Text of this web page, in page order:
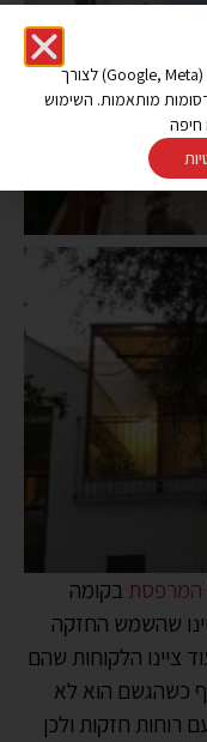
המרפסת בקומה
שהשמש החזקה
הלקוחות שהם
כשהגשם הוא לא
רוחות חזקות ולכן
אתר זה עושה שימוש בקובצי Cookies ובפיקסלים (Google, Meta) לצורך
מותאמות. השימוש
חיפה